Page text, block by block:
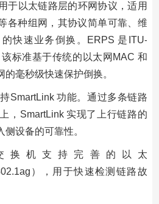
于以太链路层的环网协议，适用
各种组网，其协议简单可靠、维
快速业务倒换。ERPS 是ITU-
标准基于传统的以太网MAC 和
毫秒级快速保护倒换。
SmartLink 功能。通过多条链路
，SmartLink 实现了上行链路的
设备的可靠性。
机支持完善的以太
），用于快速检测链路故